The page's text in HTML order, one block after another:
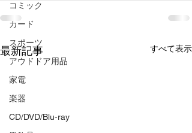
コミック
カード
スポーツ
アウドドア用品
家電
楽器
CD/DVD/Blu-ray
最新記事 すべて表示